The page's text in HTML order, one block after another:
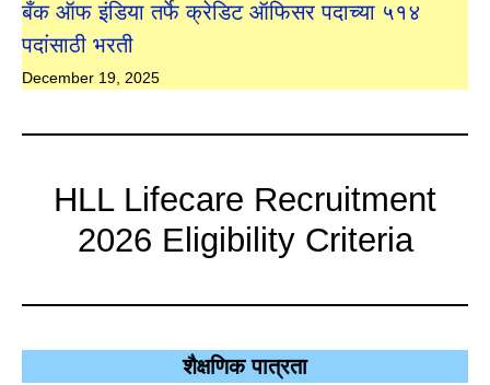
बँक ऑफ इंडिया तर्फे क्रेडिट ऑफिसर पदाच्या ५१४
पदांसाठी भरती
December 19, 2025
HLL Lifecare Recruitment
2026 Eligibility Criteria
शैक्षणिक पात्रता